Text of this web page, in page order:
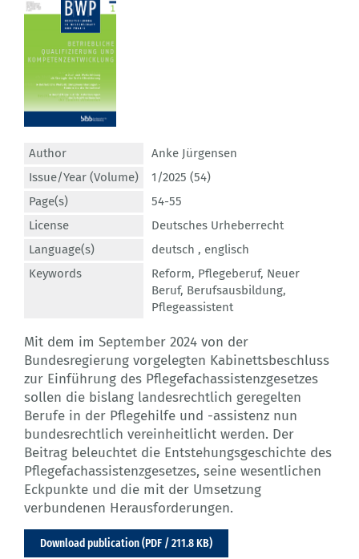
Author
Anke Jürgensen
Issue/Year (Volume)
1/2025 (54)
Page(s)
54-55
License
Deutsches Urheberrecht
Language(s)
deutsch , englisch
Keywords
Reform, Pflegeberuf, Neuer
Beruf, Berufsausbildung,
Pflegeassistent
Mit dem im September 2024 von der
Bundesregierung vorgelegten Kabinettsbeschluss
zur Einführung des Pflegefachassistenzgesetzes
sollen die bislang landesrechtlich geregelten
Berufe in der Pflegehilfe und -assistenz nun
bundesrechtlich vereinheitlicht werden. Der
Beitrag beleuchtet die Entstehungsgeschichte des
Pflegefachassistenzgesetzes, seine wesentlichen
Eckpunkte und die mit der Umsetzung
verbundenen Herausforderungen.
Download publication (PDF / 211.8 KB)